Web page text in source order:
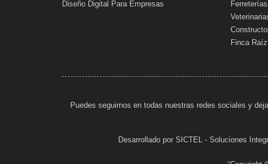
Diseño Digital Para Empresas
Ferreterías
Finca Raíz
Puedes seguirnos en todas nuestras redes sociales y
Desarrollado por SICTEL - Soluciones